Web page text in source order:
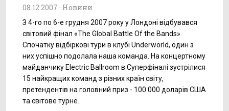
08.12.2007 · Новини
З 4-го по 6-е грудня 2007 року у Лондоні відбувався
світовий фінал «The Global Battle Of the Bands».
Спочатку відбіркові тури в клубі Underworld, один з
них успішно подолала наша команда. На концертному
майданчику Electric Ballroom в Суперфіналі зустрілися
15 найкращих команд з різних країн світу,
претендентів на головний приз - 100 000 доларів США
та світове турне.